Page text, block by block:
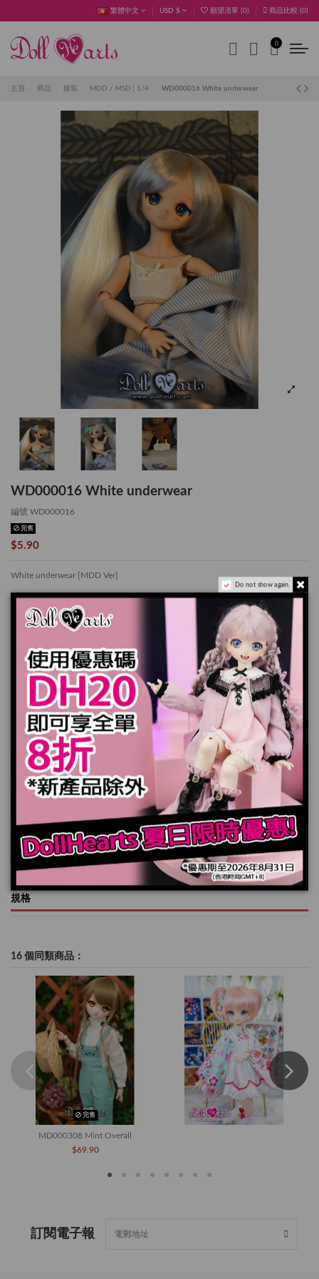
繁體中文 USD $ 願望清單 (0) 商品比較 (0)
0
主頁 商品 服裝 MDD / MSD│1/4 WD000016 White underwear
WD000016 White underwear
編號 WD000016
完售
$5.90
White underwear [MDD Ver]
*適用於 Mini Dollfie Dream
此套裝是我們有豐富經驗的裁縫手工製作的限量款.
內衣 x 1 件
*娃娃，頭髮和鞋子不包括在內
產品實際顏色可能會跟顯示器上稍有差別
加入購物車
規格
16 個同類商品：
完售
MD000308 Mint Overall
$69.90
訂閱電子報
Do not show again.